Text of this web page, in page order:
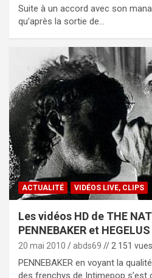
Suite à un accord avec son
qu’après la sortie de…
ACTUALITÉ VIDÉOS LIVE, CLIPS
Les vidéos HD de THE
PENNEBAKER et HEGELUS
20 mai 2010 abds69 // 2 151 vues
PENNEBAKER en voyant la
des frenchys de Intimepop s’est